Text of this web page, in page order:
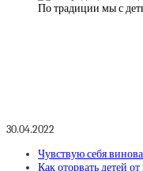
По традиции мы с
30.04.2022
Чувствую себя
Как оторвать детей